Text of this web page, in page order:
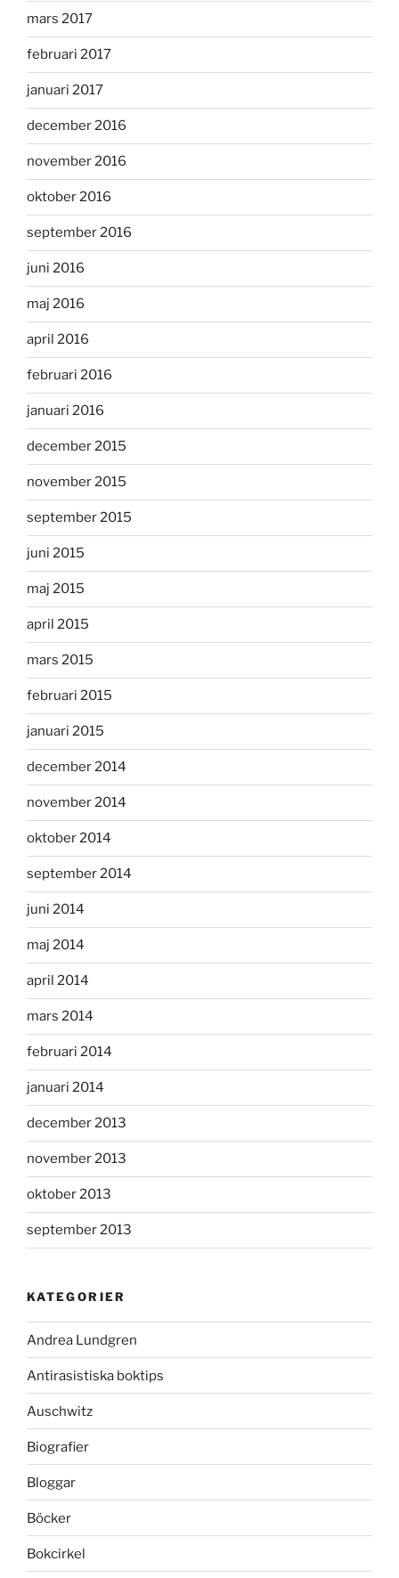
mars 2017
februari 2017
januari 2017
december 2016
november 2016
oktober 2016
september 2016
juni 2016
maj 2016
april 2016
februari 2016
januari 2016
december 2015
november 2015
september 2015
juni 2015
maj 2015
april 2015
mars 2015
februari 2015
januari 2015
december 2014
november 2014
oktober 2014
september 2014
juni 2014
maj 2014
april 2014
mars 2014
februari 2014
januari 2014
december 2013
november 2013
oktober 2013
september 2013
KATEGORIER
Andrea Lundgren
Antirasistiska boktips
Auschwitz
Biografier
Bloggar
Böcker
Bokcirkel